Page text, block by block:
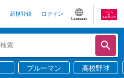
新規登録 ログイン
Language
ブルーマン 高校野球